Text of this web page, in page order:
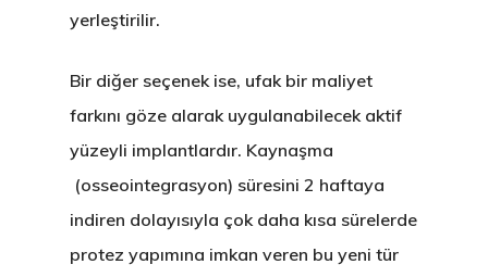
yerleştirilir.
Bir diğer seçenek ise, ufak bir maliyet
farkını göze alarak uygulanabilecekaktif
yüzeyli implantlardır. Kaynaşma
(osseointegrasyon) süresini 2 haftaya
indiren dolayısıyla çok daha kısa sürelerde
protez yapımına imkan veren bu yeni tür